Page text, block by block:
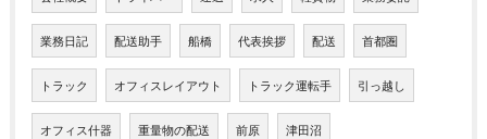
業務日記 配送助手 船橋 代表挨拶 配送 首都圏
トラック オフィスレイアウト トラック運転手 引っ越し
オフィス什器 重量物の配送 前原 津田沼